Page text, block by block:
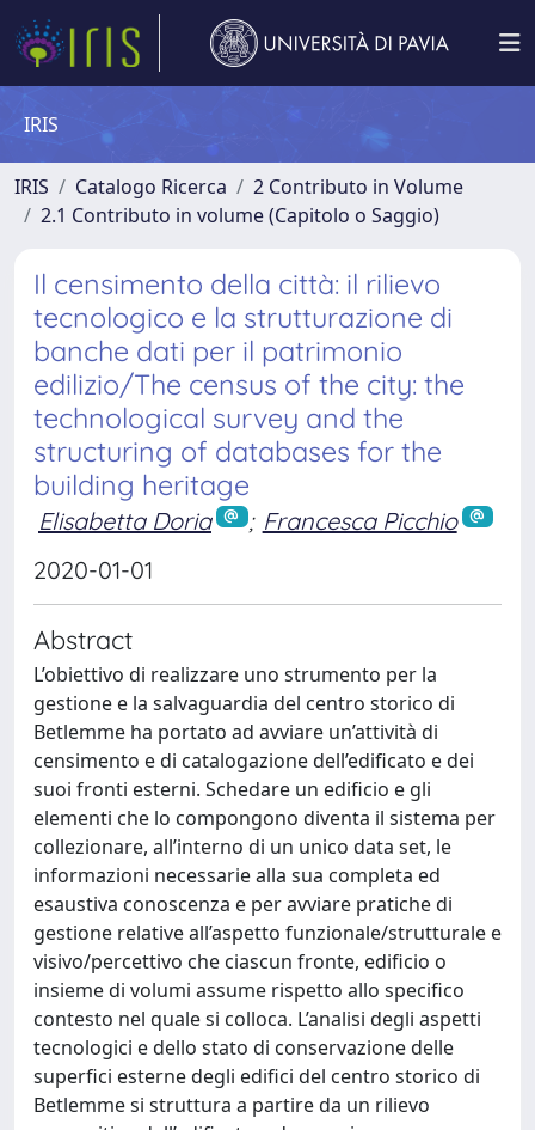
IRIS
IRIS Catalogo Ricerca
2 Contributo in Volume
2.1 Contributo in volume (Capitolo o Saggio)
Il censimento della città: il rilievo
tecnologico e la strutturazione di
banche dati per il patrimonio
edilizio/The census of the city: the
technological survey and the
structuring of databases for the
building heritage
Elisabetta Doria ; Francesca Picchio
2020-01-01
Abstract
L’obiettivo di realizzare uno strumento per la
gestione e la salvaguardia del centro storico di
Betlemme ha portato ad avviare un’attività di
censimento e di catalogazione dell’edificato e dei
suoi fronti esterni. Schedare un edificio e gli
elementi che lo compongono diventa il sistema per
collezionare, all’interno di un unico data set, le
informazioni necessarie alla sua completa ed
esaustiva conoscenza e per avviare pratiche di
gestione relative all’aspetto funzionale/strutturale e
visivo/percettivo che ciascun fronte, edificio o
insieme di volumi assume rispetto allo specifico
contesto nel quale si colloca. L’analisi degli aspetti
tecnologici e dello stato di conservazione delle
superfici esterne degli edifici del centro storico di
Betlemme si struttura a partire da un rilievo